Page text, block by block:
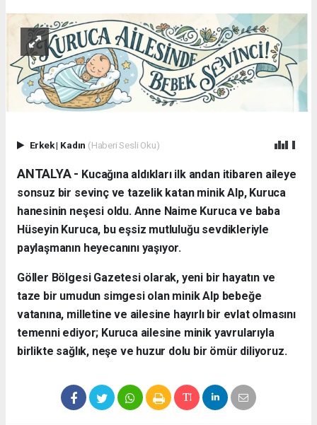
Erkek| Kadın (Haberi Sesli Oku)
ANTALYA - ​ Kucağına aldıkları ilk andan itibaren aileye
sonsuz bir sevinç ve tazelik katan minik Alp, Kuruca
hanesinin neşesi oldu. Anne Naime Kuruca ve baba
Hüseyin Kuruca, bu eşsiz mutluluğu sevdikleriyle
paylaşmanın heyecanını yaşıyor.
​Göller Bölgesi Gazetesi olarak, yeni bir hayatın ve
taze bir umudun simgesi olan minik Alp bebeğe
vatanına, milletine ve ailesine hayırlı bir evlat olmasını
temenni ediyor; Kuruca ailesine minik yavrularıyla
birlikte sağlık, neşe ve huzur dolu bir ömür diliyoruz.